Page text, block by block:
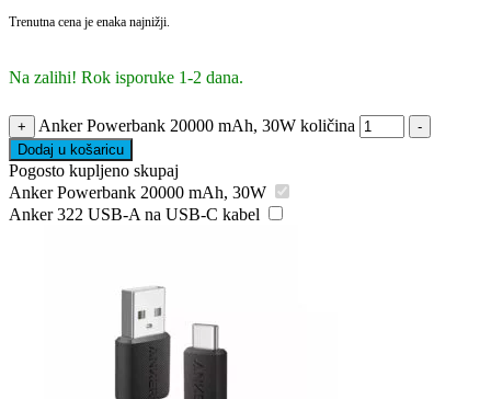
Trenutna cena je enaka najnižji.
Na zalihi! Rok isporuke 1-2 dana.
+ Anker Powerbank 20000 mAh, 30W količina
-
Dodaj u košaricu
Pogosto kupljeno skupaj
Anker Powerbank 20000 mAh, 30W
Anker 322 USB-A na USB-C kabel